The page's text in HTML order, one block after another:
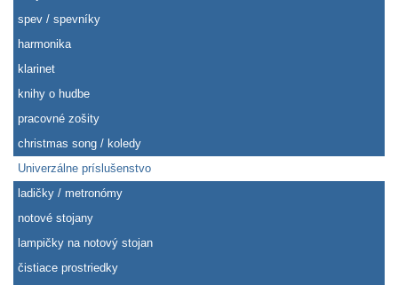
spev / spevníky
harmonika
klarinet
knihy o hudbe
pracovné zošity
christmas song / koledy
Univerzálne príslušenstvo
ladičky / metronómy
notové stojany
lampičky na notový stojan
čistiace prostriedky